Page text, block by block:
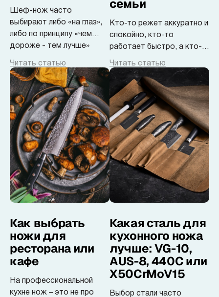
Шеф-нож часто
выбирают либо «на глаз»,
либо по принципу «чем
дороже - тем лучше»
Читать статью
семьи
Кто-то режет аккуратно и
спокойно, кто-то
работает быстро, а кто-
то вообще не
задумывается о технике
Читать статью
Как выбрать
ножи для
ресторана или
кафе
На профессиональной
кухне нож – это не про
Какая сталь для
кухонного ножа
лучше: VG-10,
AUS-8, 440C или
X50CrMoV15
Выбор стали часто